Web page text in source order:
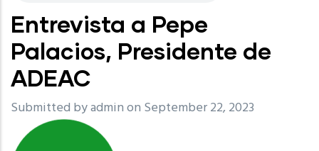
Entrevista a Pepe
Palacios, Presidente de
ADEAC
Submitted byadminon September 22, 2023